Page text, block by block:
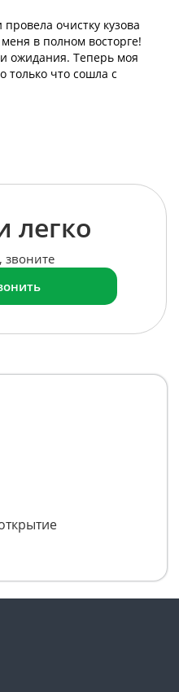
очистку кузова
в полном восторге!
ожидания. Теперь моя
только что сошла с
легко